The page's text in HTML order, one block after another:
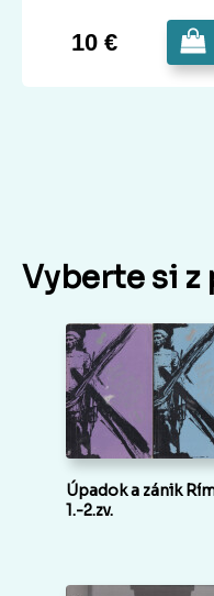
10 €
Vyberte si z
Úpadok a zánik
1.-2.zv.